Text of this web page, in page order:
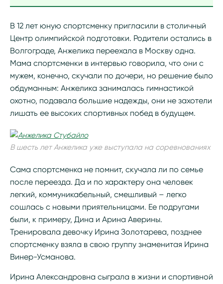
В 12 лет юную спортсменку пригласили в столичный
Центр олимпийской подготовки. Родители остались в
Волгограде, Анжелика переехала в Москву одна.
Мама спортсменки в интервью говорила, что они с
мужем, конечно, скучали по дочери, но решение было
обдуманным: Анжелика занималась гимнастикой
охотно, подавала большие надежды, они не захотели
лишать ее высоких спортивных побед в будущем.
В шесть лет Анжелика уже выступала на соревнованиях
Сама спортсменка не помнит, скучала ли по семье
после переезда. Да и по характеру она человек
легкий, коммуникабельный, смешливый – легко
сошлась с новыми приятельницами. Ее подругами
были, к примеру, Дина и Арина Аверины.
Тренировала девочку Ирина Золотарева, позднее
спортсменку взяла в свою группу знаменитая Ирина
Винер-Усманова.
Ирина Александровна сыграла в жизни и спортивной